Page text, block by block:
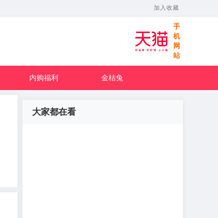
加入收藏
手
机
网
站
内购福利 金桔兔
大家都在看